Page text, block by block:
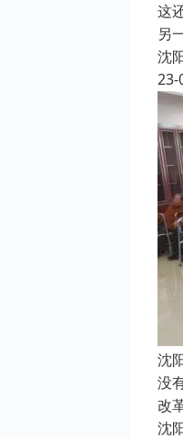
这
另
沈
23-
沈
没
改
沈